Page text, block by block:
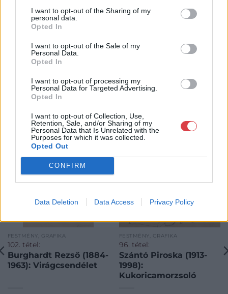
I want to opt-out of the Sharing of my
personal data.
Opted In
I want to opt-out of the Sale of my
Personal Data.
Opted In
I want to opt-out of processing my
Personal Data for Targeted Advertising.
Opted In
I want to opt-out of Collection, Use,
Retention, Sale, and/or Sharing of my
Personal Data that Is Unrelated with the
Purposes for which it was collected.
Opted Out
CONFIRM
Data Deletion Data Access Privacy Policy
GALÉRIA TOVÁBBI MŰTÁRGYAI
FESTMÉNY, GRAFIKA
102. tétel:
Burghardt Rezső (1884-
1963): Virágcsendélet
FESTMÉNY, GRAFIKA
96. tétel:
Szántó Piroska (1913-
1998):
Kukoricamorzsoló